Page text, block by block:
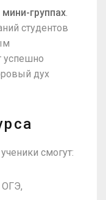
мини-группах.
студентов
успешно
дух
смогут:
ОГЭ,